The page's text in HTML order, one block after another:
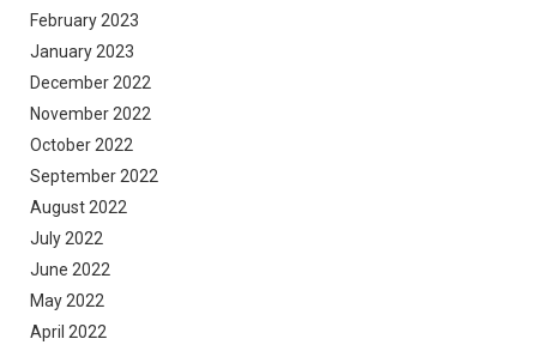
February 2023
January 2023
December 2022
November 2022
October 2022
September 2022
August 2022
July 2022
June 2022
May 2022
April 2022